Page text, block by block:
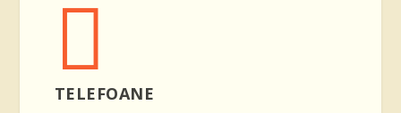

TELEFOANE